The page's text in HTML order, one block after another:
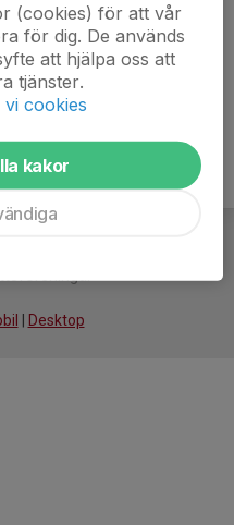
Desktop
(cookies) för att vår
för dig. De används
att hjälpa oss att
tjänster.
cookies
kakor